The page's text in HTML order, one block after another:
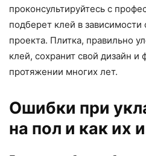
проконсультируйтесь с
подберет клей в
проекта. Плитка, правильно
клей, сохранит свой дизайн и
протяжении многих лет.
Ошибки при
на пол и как их